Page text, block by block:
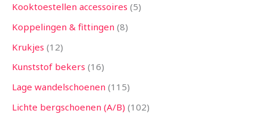
Kooktoestellen accessoires 5
Koppelingen & fittingen 8
Krukjes 12
Kunststof bekers 16
Lage wandelschoenen 115
Lichte bergschoenen (A/B) 102